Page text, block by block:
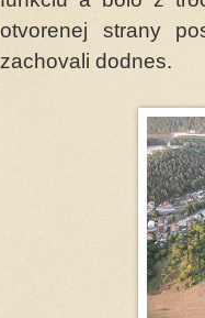
otvorenej strany
zachovali dodnes.